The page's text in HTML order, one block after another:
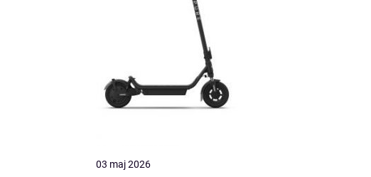
03 maj 2026